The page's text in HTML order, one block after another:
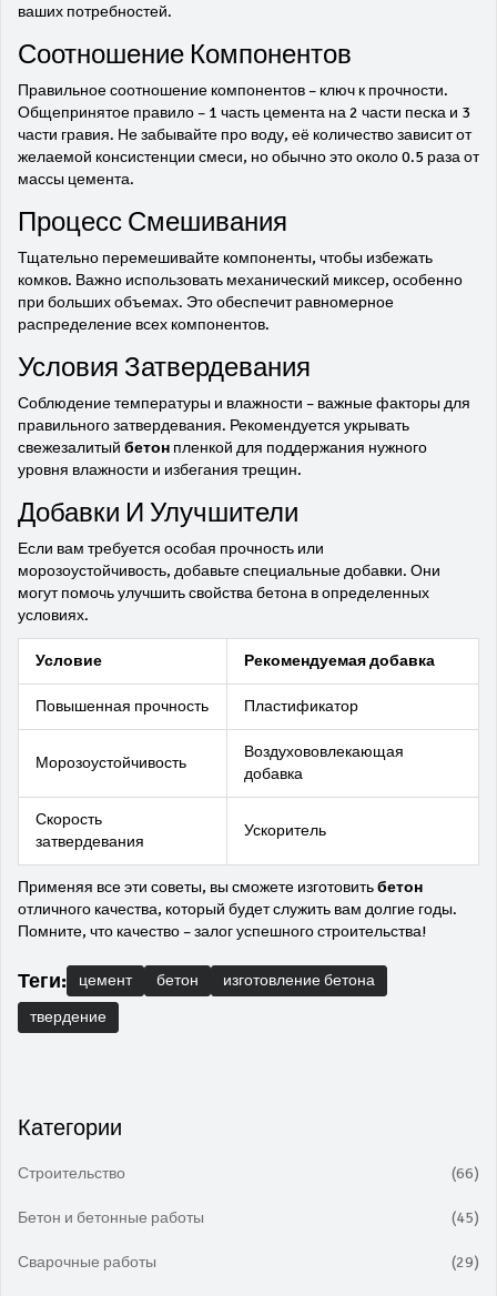
ваших потребностей.
Соотношение Компонентов
Правильное соотношение компонентов – ключ к прочности.
Общепринятое правило – 1 часть цемента на 2 части песка и 3
части гравия. Не забывайте про воду, её количество зависит от
желаемой консистенции смеси, но обычно это около 0.5 раза от
массы цемента.
Процесс Смешивания
Тщательно перемешивайте компоненты, чтобы избежать
комков. Важно использовать механический миксер, особенно
при больших объемах. Это обеспечит равномерное
распределение всех компонентов.
Условия Затвердевания
Соблюдение температуры и влажности – важные факторы для
правильного затвердевания. Рекомендуется укрывать
свежезалитый бетон пленкой для поддержания нужного
уровня влажности и избегания трещин.
Добавки И Улучшители
Если вам требуется особая прочность или
морозоустойчивость, добавьте специальные добавки. Они
могут помочь улучшить свойства бетона в определенных
условиях.
Условие Рекомендуемая добавка
Повышенная прочность Пластификатор
Морозоустойчивость
Воздухововлекающая
добавка
Скорость
затвердевания
Ускоритель
Применяя все эти советы, вы сможете изготовитьбетон
отличного качества, который будет служить вам долгие годы.
Помните, что качество – залог успешного строительства!
Теги: цемент бетон
изготовление бетона
твердение
Категории
Строительство (66)
Бетон и бетонные работы (45)
Сварочные работы (29)